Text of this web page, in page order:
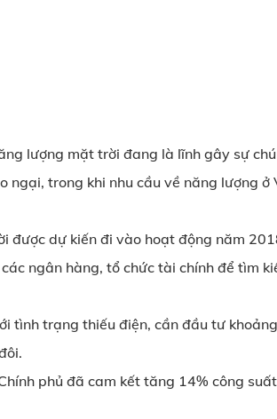
lượng mặt trời đang là lĩnh gây sự
trong khi nhu cầu về năng lượng
dự kiến đi vào hoạt động năm
ngân hàng, tổ chức tài chính để tìm
trạng thiếu điện, cần đầu tư
phủ đã cam kết tăng 14% công